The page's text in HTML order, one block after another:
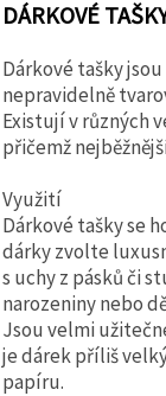
DÁRKOVÉ
Dárkové tašky
nepravidelně
Existují v různých
přičemž
Využití
Dárkové tašky se
dárky zvolte
s uchy z pásků či
narozeniny nebo
Jsou velmi
je dárek příliš
papíru.